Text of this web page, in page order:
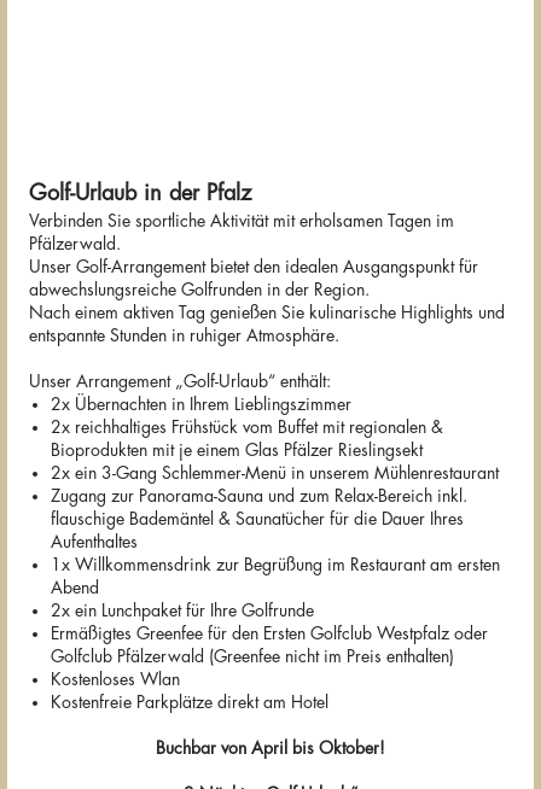
Golf-Urlaub in der Pfalz
Verbinden Sie sportliche Aktivität mit erholsamen Tagen im
Pfälzerwald.
Unser Golf-Arrangement bietet den idealen Ausgangspunkt für
abwechslungsreiche Golfrunden in der Region.
Nach einem aktiven Tag genießen Sie kulinarische Highlights und
entspannte Stunden in ruhiger Atmosphäre.
Unser Arrangement „Golf-Urlaub“ enthält:
2x Übernachten in Ihrem Lieblingszimmer
2x reichhaltiges Frühstück vom Buffet mit regionalen &
Bioprodukten mit je einem Glas Pfälzer Rieslingsekt
2x ein 3-Gang Schlemmer-Menü in unserem Mühlenrestaurant
Zugang zur Panorama-Sauna und zum Relax-Bereich inkl.
flauschige Bademäntel & Saunatücher für die Dauer Ihres
Aufenthaltes
1x Willkommensdrink zur Begrüßung im Restaurant am ersten
Abend
2x ein Lunchpaket für Ihre Golfrunde
Ermäßigtes Greenfee für den Ersten Golfclub Westpfalz oder
Golfclub Pfälzerwald (Greenfee nicht im Preis enthalten)
Kostenloses Wlan
Kostenfreie Parkplätze direkt am Hotel
Buchbar von April bis Oktober!